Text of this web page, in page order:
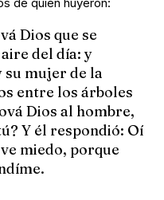
Dios que se
del día: y
su mujer de la
entre los árboles
Dios al hombre,
Y él respondió: Oí
miedo, porque